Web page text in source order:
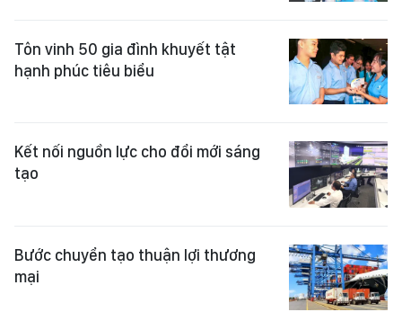
Tôn vinh 50 gia đình khuyết tật
hạnh phúc tiêu biểu
Kết nối nguồn lực cho đổi mới sáng
tạo
Bước chuyển tạo thuận lợi thương
mại